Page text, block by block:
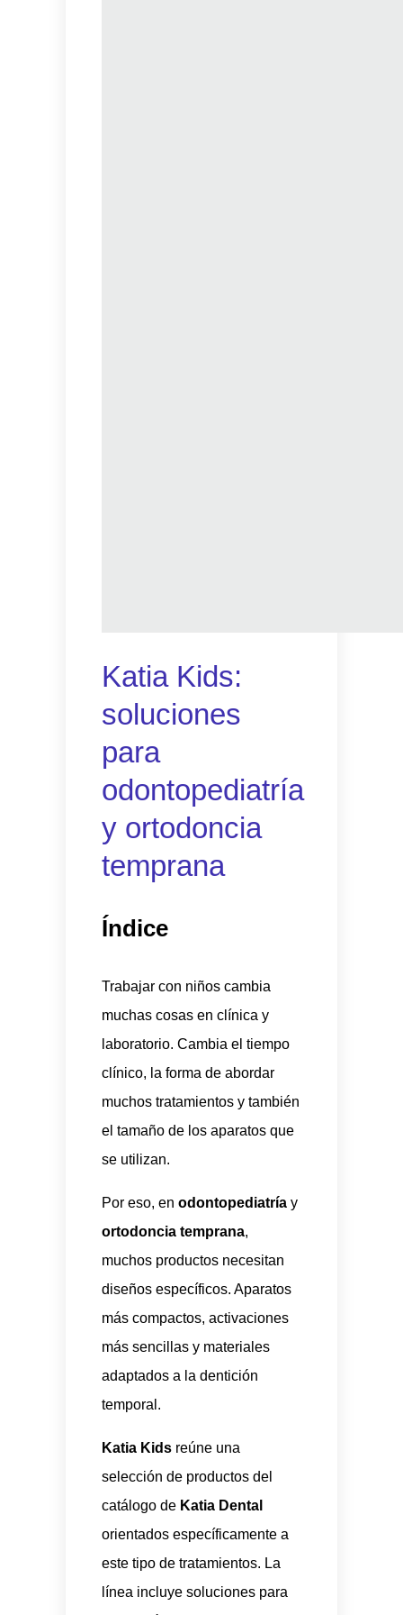
Katia Kids:
soluciones
para
odontopediatría
y ortodoncia
temprana
Índice
Trabajar con niños cambia
muchas cosas en clínica y
laboratorio. Cambia el tiempo
clínico, la forma de abordar
muchos tratamientos y también
el tamaño de los aparatos que
se utilizan.
Por eso, en odontopediatríay
ortodoncia temprana,
muchos productos necesitan
diseños específicos. Aparatos
más compactos, activaciones
más sencillas y materiales
adaptados a la dentición
temporal.
Katia Kidsreúne una
selección de productos del
catálogo de Katia Dental
orientados específicamente a
este tipo de tratamientos. La
línea incluye soluciones para